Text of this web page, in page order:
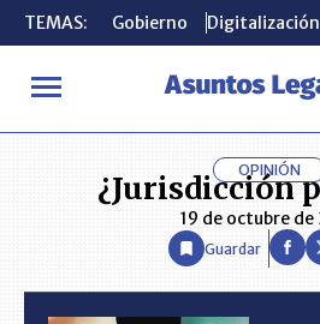
TEMAS: Gobierno
INICIO ANÁLISIS GUILLERMO
TEMAS: Gobierno
OPINIÓN
¿Jurisdicción
19 de octubre de
Guardar